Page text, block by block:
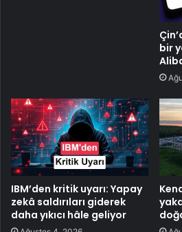
bir
IBM’den kritik uyarı: Yapay
zekâ saldırıları giderek
daha yıkıcı hâle geliyor